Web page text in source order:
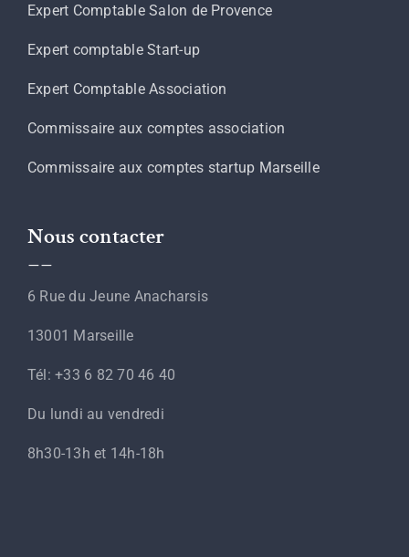
Expert Comptable Salon de Provence
Expert comptable Start-up
Expert Comptable Association
Commissaire aux comptes association
Commissaire aux comptes startup Marseille
Nous contacter
__
6 Rue du Jeune Anacharsis
13001 Marseille
Tél: +33 6 82 70 46 40
Du lundi au vendredi
8h30-13h et 14h-18h